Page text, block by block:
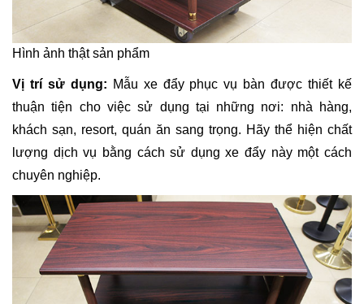
Hình ảnh thật sản phẩm
Vị trí sử dụng: Mẫu xe đẩy phục vụ bàn được thiết kế
thuận tiện cho việc sử dụng tại những nơi: nhà hàng,
khách sạn, resort, quán ăn sang trọng. Hãy thể hiện chất
lượng dịch vụ bằng cách sử dụng xe đẩy này một cách
chuyên nghiệp.